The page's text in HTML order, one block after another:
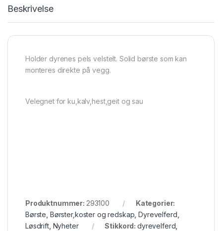
Beskrivelse
Holder dyrenes pels velstelt. Solid børste som kan
monteres direkte på vegg.
Velegnet for ku,kalv,hest,geit og sau
Produktnummer: 293100
Kategorier:
Børste Børster,koster og redskap ,Dyrevelferd
Løsdrift, Nyheter Stikkord: dyrevelferd